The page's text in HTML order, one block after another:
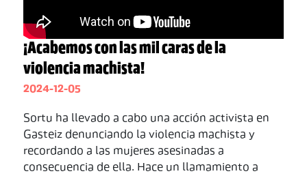
¡Acabemos con las mil caras de la
violencia machista!
2024-12-05
Sortu ha llevado a cabo una acción activista en
Gasteiz denunciando la violencia machista y
recordando a las mujeres asesinadas a
consecuencia de ella. Hace un llamamiento a